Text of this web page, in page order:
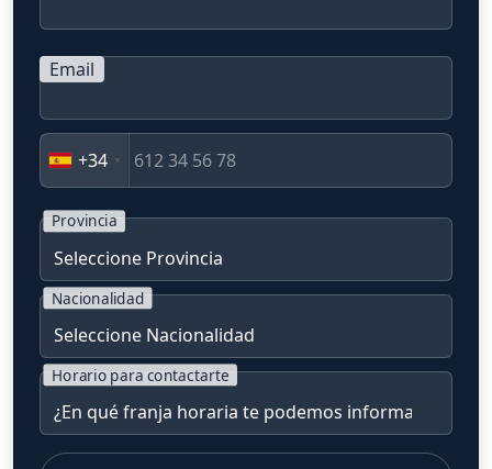
Email
+34
Provincia
Nacionalidad
Horario para contactarte